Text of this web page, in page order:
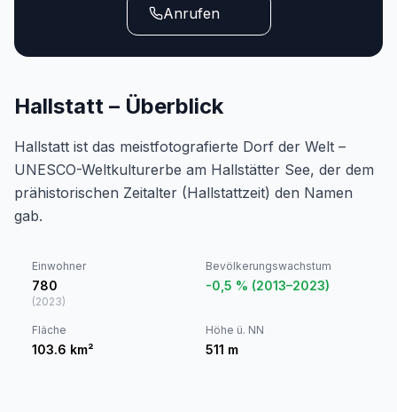
Anrufen
Hallstatt – Überblick
Hallstatt ist das meistfotografierte Dorf der Welt –
UNESCO-Weltkulturerbe am Hallstätter See, der dem
prähistorischen Zeitalter (Hallstattzeit) den Namen
gab.
Einwohner
780
(2023)
Bevölkerungswachstum
-0,5 % (2013–2023)
Fläche
103.6 km²
Höhe ü. NN
511 m